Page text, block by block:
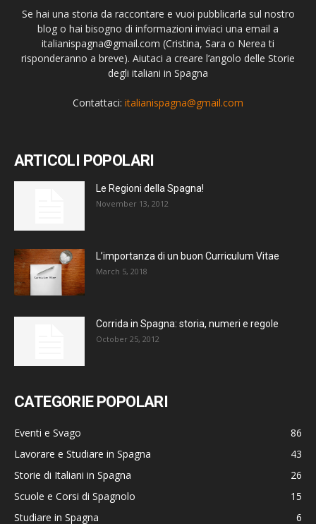
Se hai una storia da raccontare e vuoi pubblicarla sul nostro
blog o hai bisogno di informazioni inviaci una email a
italianispagna@gmail.com (Cristina, Sara o Nerea ti
risponderanno a breve). Aiutaci a creare l’angolo delle Storie
degli italiani in Spagna
Contattaci: italianispagna@gmail.com
ARTICOLI POPOLARI
Le Regioni della Spagna!
November 13, 2012
L’importanza di un buon Curriculum Vitae
March 5, 2018
Corrida in Spagna: storia, numeri e regole
October 25, 2012
CATEGORIE POPOLARI
Eventi e Svago
86
Lavorare e Studiare in Spagna
43
Storie di Italiani in Spagna
26
Scuole e Corsi di Spagnolo
15
Studiare in Spagna
6